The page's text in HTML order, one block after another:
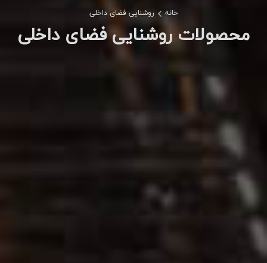
خانه روشنایی فضای داخلی
محصولات روشنایی فضای داخلی